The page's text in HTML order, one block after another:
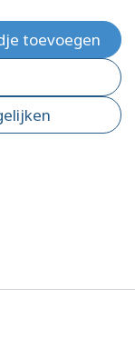
toevoegen